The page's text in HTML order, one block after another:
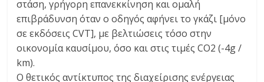
στάση, γρήγορη επανεκκίνηση και ομαλή
επιβράδυνση όταν ο οδηγός αφήνει το γκάζι [μόνο
σε εκδόσεις CVT], με βελτιώσεις τόσο στην
οικονομία καυσίμου, όσο και στις τιμές CO2 (-4g /
km).
Ο θετικός αντίκτυπος της διαχείρισης ενέργειας